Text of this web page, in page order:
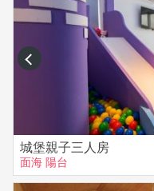
prev
城堡親子三人房
面海 陽台